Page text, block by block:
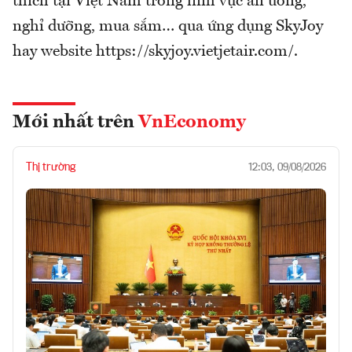
nghỉ dưỡng, mua sắm… qua ứng dụng SkyJoy
hay website https://skyjoy.vietjetair.com/.
Mới nhất trên VnEconomy
Thị trường 12:03, 09/08/2026